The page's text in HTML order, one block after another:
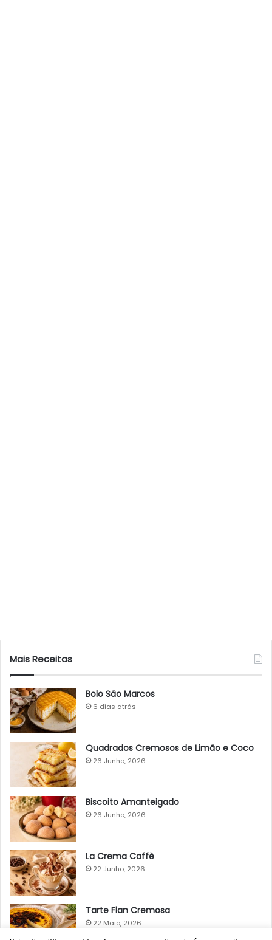
Mais Receitas
Bolo São Marcos
6 dias atrás
Quadrados Cremosos de Limão e Coco
26 Junho, 2026
Biscoito Amanteigado
26 Junho, 2026
La Crema Caffè
22 Junho, 2026
Tarte Flan Cremosa
22 Maio, 2026